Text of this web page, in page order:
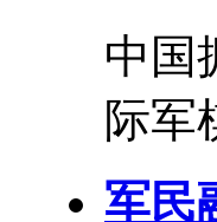
中国
际军
军民